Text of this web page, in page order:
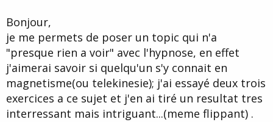
Bonjour,
je me permets de poser un topic qui n'a
"presque rien a voir" avec l'hypnose, en effet
j'aimerai savoir si quelqu'un s'y connait en
magnetisme(ou telekinesie); j'ai essayé deux trois
exercices a ce sujet et j'en ai tiré un resultat tres
interressant mais intriguant...(meme flippant) .